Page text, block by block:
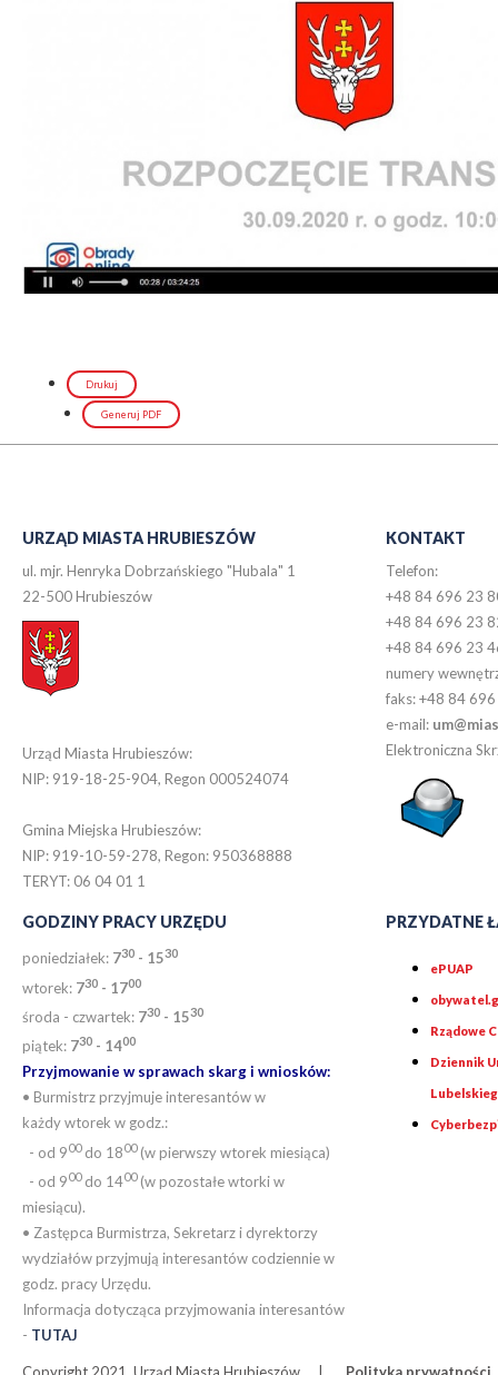
Drukuj
Generuj PDF
URZĄD MIASTA HRUBIESZÓW
ul. mjr. Henryka Dobrzańskiego "Hubala" 1
22-500 Hrubieszów
Urząd Miasta Hrubieszów:
NIP: 919-18-25-904, Regon 000524074
Gmina Miejska Hrubieszów:
NIP: 919-10-59-278, Regon: 950368888
TERYT: 06 04 01 1
KONTAKT
Telefon:
+48 84 696 23
+48 84 696 23
+48 84 696 23
numery
faks: +48 84
e-mail:
Elektroniczna
GODZINY PRACY URZĘDU
poniedziałek: 730 - 1530
wtorek: 730 - 1700
środa - czwartek: 730 - 1530
piątek: 730 - 1400
Przyjmowanie w sprawach skarg i wniosków:
• Burmistrz przyjmuje interesantów w
każdy wtorek w godz.:
- od 900do 1800(w pierwszy wtorek miesiąca)
- od 900do 1400(w pozostałe wtorki w
miesiącu).
• Zastępca Burmistrza, Sekretarz i dyrektorzy
wydziałów przyjmują interesantów codziennie w
godz. pracy Urzędu.
Informacja dotycząca przyjmowania interesantów
- TUTAJ
PRZYDATNE
ePUAP
Rządowe
Dziennik